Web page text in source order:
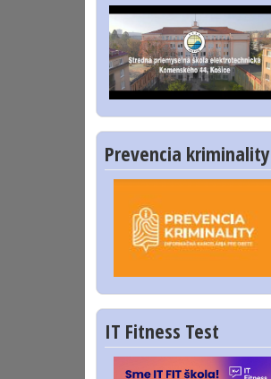
Prevencia kriminality
IT Fitness Test